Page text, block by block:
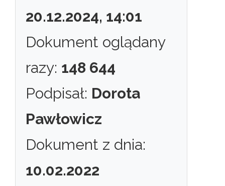
20.12.2024, 14:01
Dokument oglądany
razy: 148 644
Podpisał: Dorota
Pawłowicz
Dokument z dnia:
10.02.2022